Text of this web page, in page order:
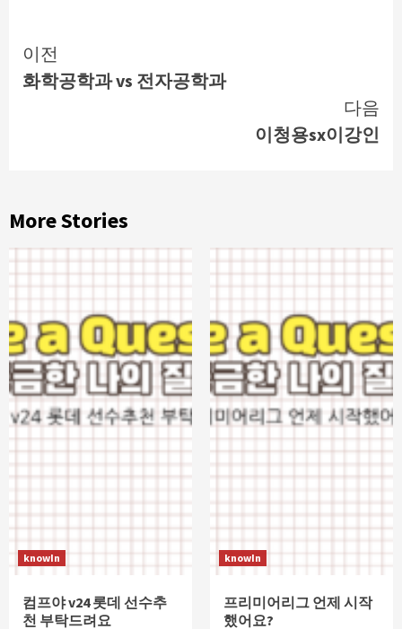
Continue
Reading
이전
화학공학과 vs 전자공학과
다음
이청용sx이강인
More Stories
knowIn
컴프야 v24 롯데 선수추
천 부탁드려요
knowIn
프리미어리그 언제 시작
했어요?